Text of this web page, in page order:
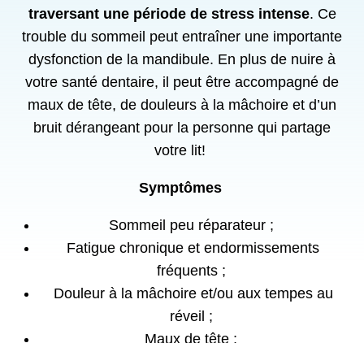
traversant une période de stress intense. Ce
trouble du sommeil peut entraîner une importante
dysfonction de la mandibule. En plus de nuire à
votre santé dentaire, il peut être accompagné de
maux de tête, de douleurs à la mâchoire et d’un
bruit dérangeant pour la personne qui partage
votre lit!
Symptômes
Sommeil peu réparateur ;
Fatigue chronique et endormissements
fréquents ;
Douleur à la mâchoire et/ou aux tempes au
réveil ;
Maux de tête ;